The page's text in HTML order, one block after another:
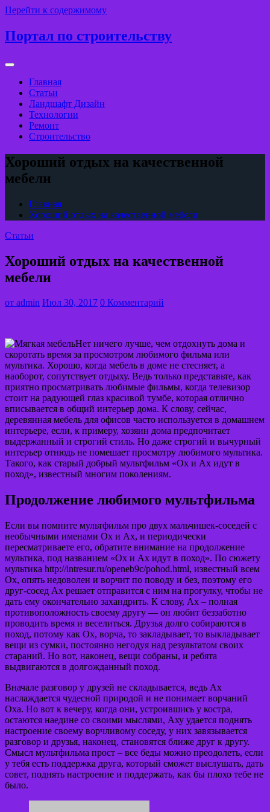
Перейти к содержимому
Портал по строительству
Главная
Статьи
Ландшафт Дизайн
Технологии
Ремонт
Строительство
Хороший отдых на качественной
мебели
Главная
Хороший отдых на качественной мебели
Статьи
Хороший отдых на качественной
мебели
от admin Июл 30, 2017 0 Комментарий
Нет ничего лучше, чем отдохнуть дома и
скоротать время за просмотром любимого фильма или
мультика. Хорошо, когда мебель в доме не стесняет, а
наоборот, сопутствует отдыху. Ведь только представьте, как
приятно просматривать любимые фильмы, когда телевизор
стоит на радующей глаз красивой тумбе, которая отлично
вписывается в общий интерьер дома. К слову, сейчас,
деревянная мебель для офисов часто используется в домашнем
интерьере, если, к примеру, хозяин дома предпочитает
выдержанный и строгий стиль. Но даже строгий и вычурный
интерьер отнюдь не помешает просмотру любимого мультика.
Такого, как старый добрый мультфильм «Ох и Ах идут в
поход», известный многим поколениям.
Продолжение любимого мультфильма
Если вы помните мультфильм про двух мальчишек-соседей с
необычными именами Ох и Ах, и периодически
пересматриваете его, обратите внимание на продолжение
мультика, под названием «Ох и Ах идут в поход». По сюжету
мультика http://intresur.ru/openeb9c/pohod.html, известный всем
Ох, опять недоволен и ворчит по поводу и без, поэтому его
друг-сосед Ах решает отправится с ним на прогулку, чтобы не
дать ему окончательно захандрить. К слову, Ах – полная
противоположность своему другу — он любит беззаботно
проводить время и веселиться. Друзья долго собираются в
поход, потому как Ох, ворча, то закладывает, то выкладывает
вещи из сумки, постоянно негодуя над результатом своих
стараний. Но вот, наконец, вещи собраны, и ребята
выдвигаются в долгожданный поход.
Вначале разговор у друзей не складывается, ведь Ах
наслаждается чудесной природой и не понимает ворчаний
Оха. Но вот к вечеру, когда они, устроившись у костра,
остаются наедине со своими мыслями, Аху удается поднять
настроение своему ворчливому соседу, у них завязывается
разговор и друзья, наконец, становятся ближе друг к другу.
Смысл мультфильма прост – все беды можно преодолеть, если
у тебя есть поддержка друга, который сможет выслушать, дать
совет, поднять настроение и поддержать, как бы плохо тебе не
было.